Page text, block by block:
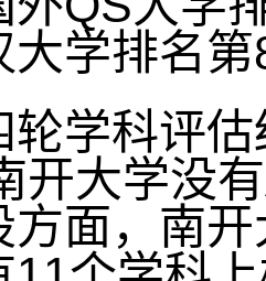
大学排名
轮学科评
开大学没
方面，南